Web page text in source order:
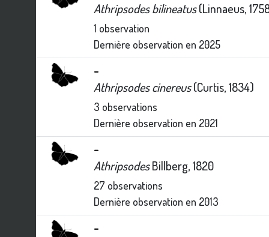
Athripsodes bilineatus(Linnaeus,
1 observation
Dernière observation en 2025
-
Athripsodes cinereus(Curtis, 1834)
3 observations
Dernière observation en 2021
-
AthripsodesBillberg, 1820
27 observations
Dernière observation en 2013
-